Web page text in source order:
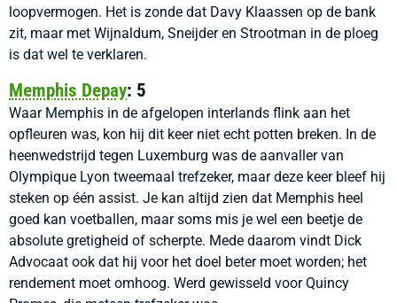
loopvermogen. Het is zonde dat Davy Klaassen op de bank
zit, maar met Wijnaldum, Sneijder en Strootman in de ploeg
is dat wel te verklaren.
Memphis Depay: 5
Waar Memphis in de afgelopen interlands flink aan het
opfleuren was, kon hij dit keer niet echt potten breken. In de
heenwedstrijd tegen Luxemburg was de aanvaller van
Olympique Lyon tweemaal trefzeker, maar deze keer bleef hij
steken op één assist. Je kan altijd zien dat Memphis heel
goed kan voetballen, maar soms mis je wel een beetje de
absolute gretigheid of scherpte. Mede daarom vindt Dick
Advocaat ook dat hij voor het doel beter moet worden; het
rendement moet omhoog. Werd gewisseld voor Quincy